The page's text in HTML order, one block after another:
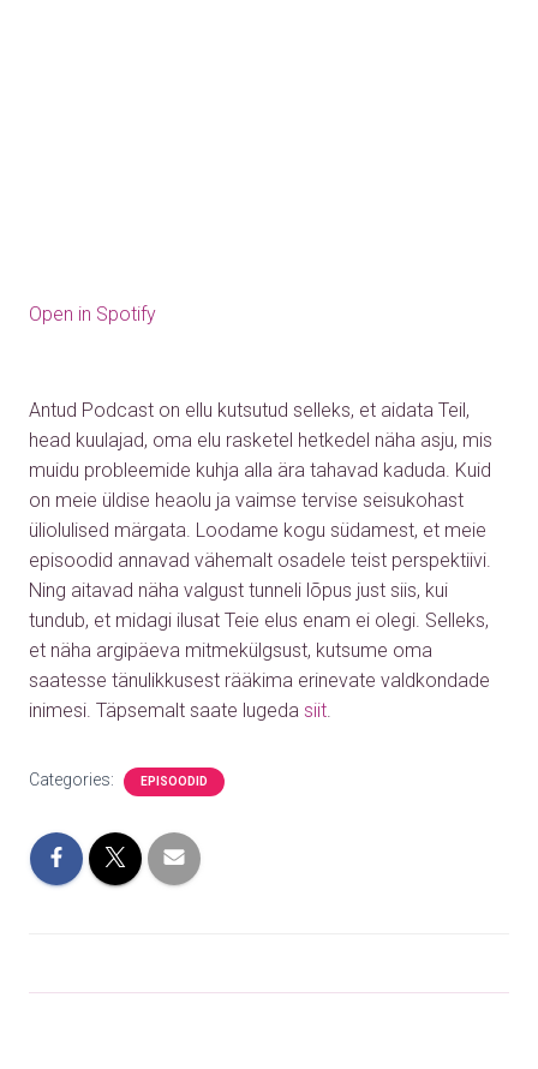
Open in Spotify
Antud Podcast on ellu kutsutud selleks, et aidata Teil,
head kuulajad, oma elu rasketel hetkedel näha asju, mis
muidu probleemide kuhja alla ära tahavad kaduda. Kuid
on meie üldise heaolu ja vaimse tervise seisukohast
üliolulised märgata. Loodame kogu südamest, et meie
episoodid annavad vähemalt osadele teist perspektiivi.
Ning aitavad näha valgust tunneli lõpus just siis, kui
tundub, et midagi ilusat Teie elus enam ei olegi. Selleks,
et näha argipäeva mitmekülgsust, kutsume oma
saatesse tänulikkusest rääkima erinevate valdkondade
inimesi. Täpsemalt saate lugeda siit.
Categories: EPISOODID